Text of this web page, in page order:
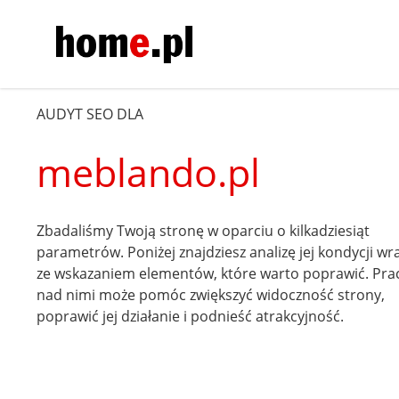
AUDYT SEO DLA
meblando.pl
Zbadaliśmy Twoją stronę w oparciu o kilkadziesiąt
parametrów. Poniżej znajdziesz analizę jej kondycji
ze wskazaniem elementów, które warto poprawić.
nad nimi może pomóc zwiększyć widoczność strony,
poprawić jej działanie i podnieść atrakcyjność.